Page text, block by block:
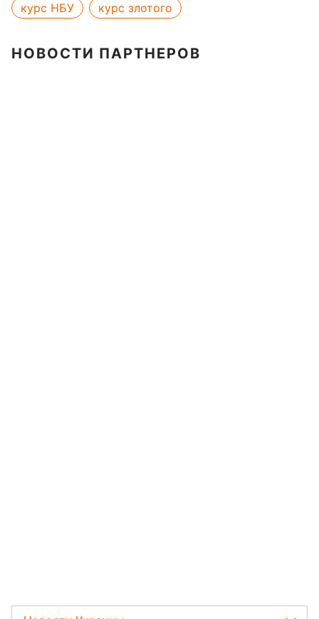
курс НБУ
курс злотого
НОВОСТИ ПАРТНЕРОВ